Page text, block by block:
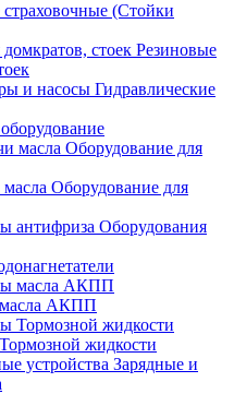
(Стойки
Резиновые
Гидравлические
Оборудование для
Оборудование для
Оборудования
масла АКПП
жидкости
Зарядные и